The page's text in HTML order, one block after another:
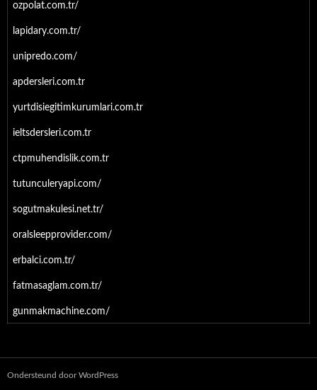
ozpolat.com.tr/
lapidary.com.tr/
unipredo.com/
apdersleri.com.tr
yurtdisiegitimkurumlari.com.tr
ieltsdersleri.com.tr
ctpmuhendislik.com.tr
tutunculeryapi.com/
sogutmakulesi.net.tr/
oralsleepprovider.com/
erbalci.com.tr/
fatmasaglam.com.tr/
gunmakmachine.com/
Ondersteund door WordPress